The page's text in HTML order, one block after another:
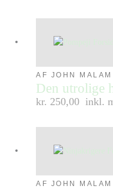
AF JOHN MALAM
Den utrolige
kr. 250,00 inkl.
AF JOHN MALAM